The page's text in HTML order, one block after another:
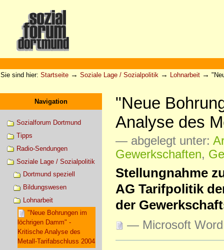
Werkzeuge
Sie sind hier: Startseite → Soziale Lage / Sozialpolitik → Lohnarbeit →
Navigation
Sozialforum Dortmund
Tipps
Radio-Sendungen
Soziale Lage / Sozialpolitik
Dortmund speziell
Bildungswesen
Lohnarbeit
"Neue Bohrungen im
löchrigen Damm" -
Kritische Analyse des
Metall-Tarifabschluss 2004
"Neue
Analyse des
— abgelegt unter:
Gewerkschaften,
Stellungnahme
AG Tarifpolitik
der
— Microsoft